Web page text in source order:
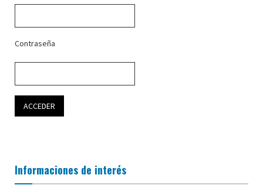
Contraseña
Informaciones de interés